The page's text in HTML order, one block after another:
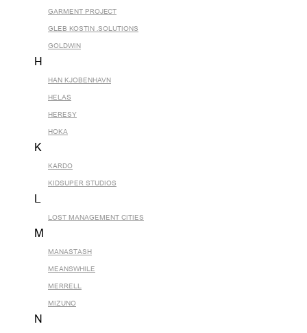
GARMENT PROJECT
GLEB KOSTIN .SOLUTIONS
GOLDWIN
H
HAN KJOBENHAVN
HELAS
HERESY
HOKA
K
KARDO
KIDSUPER STUDIOS
L
LOST MANAGEMENT CITIES
M
MANASTASH
MEANSWHILE
MERRELL
MIZUNO
N